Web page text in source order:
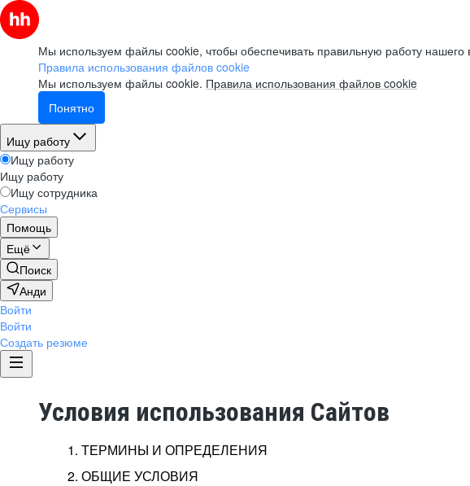
Мы используем файлы cookie, чтобы обеспечивать правильную работу нашего
Правила использования файлов cookie
Мы используем файлы cookie. Правила использования файлов cookie
Понятно
Ищу работу
Ищу работу
Ищу работу
Ищу сотрудника
Сервисы
Помощь
Ещё
Поиск
Анди
Войти
Войти
Создать резюме
Условия использования Сайтов
1. ТЕРМИНЫ И ОПРЕДЕЛЕНИЯ
2. ОБЩИЕ УСЛОВИЯ